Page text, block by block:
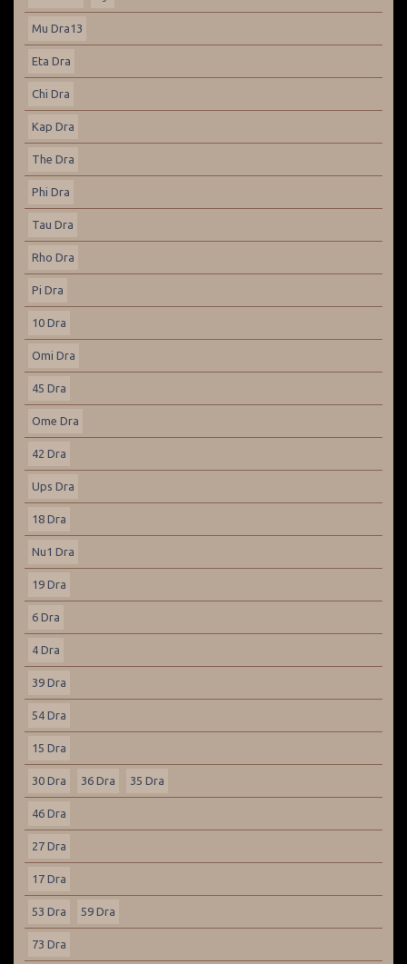
Mu Dra13
Eta Dra
Chi Dra
Kap Dra
The Dra
Phi Dra
Tau Dra
Rho Dra
Pi Dra
10 Dra
Omi Dra
45 Dra
Ome Dra
42 Dra
Ups Dra
18 Dra
Nu1 Dra
19 Dra
6 Dra
4 Dra
39 Dra
54 Dra
15 Dra
30 Dra 36 Dra 35 Dra
46 Dra
27 Dra
17 Dra
53 Dra 59 Dra
73 Dra